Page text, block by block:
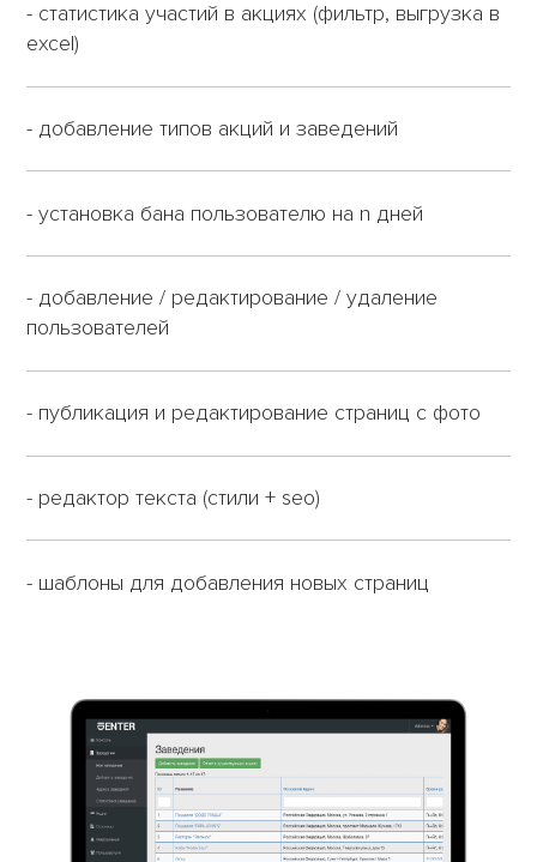
- статистика участий в акциях (фильтр, выгрузка в
excel)
- добавление типов акций и заведений
- установка бана пользователю на n дней
- добавление / редактирование / удаление
пользователей
- публикация и редактирование страниц с фото
- редактор текста (стили + seo)
- шаблоны для добавления новых страниц